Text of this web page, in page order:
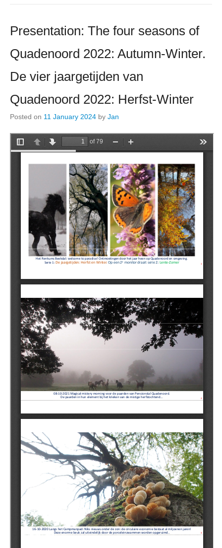
Presentation: The four seasons of
Quadenoord 2022: Autumn-Winter.
De vier jaargetijden van
Quadenoord 2022: Herfst-Winter
Posted on 11 January 2024 by Jan